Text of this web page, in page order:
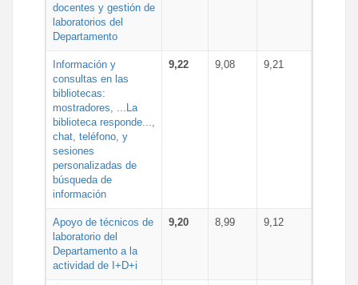
docentes y gestión de
laboratorios del
Departamento
Información y
consultas en las
bibliotecas:
mostradores, ...La
biblioteca responde...,
chat, teléfono, y
sesiones
personalizadas de
búsqueda de
información
9,22 9,08 9,21
Apoyo de técnicos de
laboratorio del
Departamento a la
actividad de I+D+i
9,20 8,99 9,12